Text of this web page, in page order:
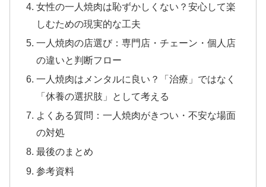
女性の一人焼肉は恥ずかしくない？安心して楽
しむための現実的な工夫
一人焼肉の店選び：専門店・チェーン・個人店
の違いと判断フロー
一人焼肉はメンタルに良い？「治療」ではなく
「休養の選択肢」として考える
よくある質問：一人焼肉がきつい・不安な場面
の対処
最後のまとめ
参考資料